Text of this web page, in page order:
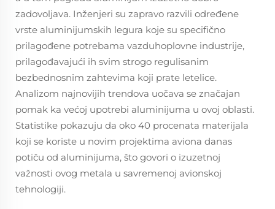
zadovoljava. Inženjeri su zapravo razvili određene
vrste aluminijumskih legura koje su specifično
prilagođene potrebama vazduhoplovne industrije,
prilagođavajući ih svim strogo regulisanim
bezbednosnim zahtevima koji prate letelice.
Analizom najnovijih trendova uočava se značajan
pomak ka većoj upotrebi aluminijuma u ovoj oblasti.
Statistike pokazuju da oko 40 procenata materijala
koji se koriste u novim projektima aviona danas
potiču od aluminijuma, što govori o izuzetnoj
važnosti ovog metala u savremenoj avionskoj
tehnologiji.